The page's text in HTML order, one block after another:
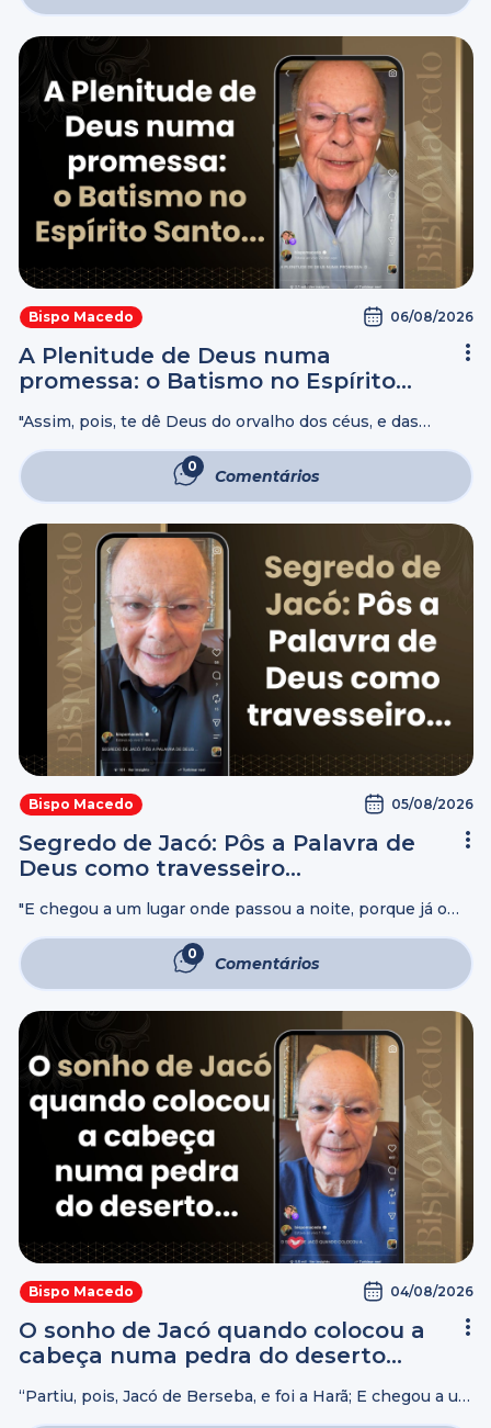
Bispo Macedo 06/08/2026
A Plenitude de Deus numa
promessa: o Batismo no Espírito
"Assim, pois, te dê Deus do orvalho dos céus, e das
Sirvam-te povos, e nações se encurvem a ti; sê ...
0 Comentários
Bispo Macedo 05/08/2026
Segredo de Jacó: Pôs a Palavra de
Deus como travesseiro…
"E chegou a um lugar onde passou a noite, porque já o
pôs por seu travesseiro, e deitou-se ...
0 Comentários
Bispo Macedo 04/08/2026
O sonho de Jacó quando colocou a
cabeça numa pedra do deserto…
“Partiu, pois, Jacó de Berseba, e foi a Harã; E chegou a um